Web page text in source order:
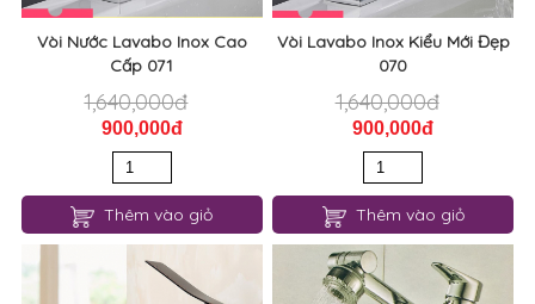
Vòi Nước Lavabo Inox Cao
Cấp 071
1,640,000đ
900,000đ
Thêm vào giỏ
Vòi Lavabo Inox Kiểu Mới Đẹp
070
1,640,000đ
900,000đ
Thêm vào giỏ